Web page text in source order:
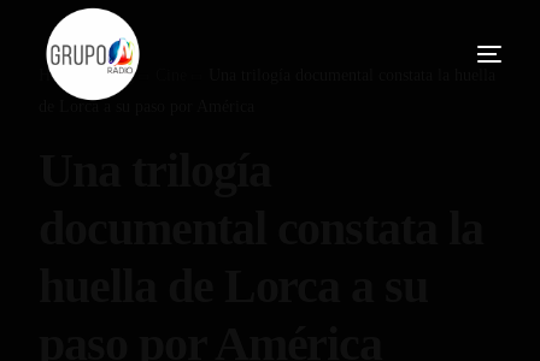
Home Blog
de Lorca a su paso por América